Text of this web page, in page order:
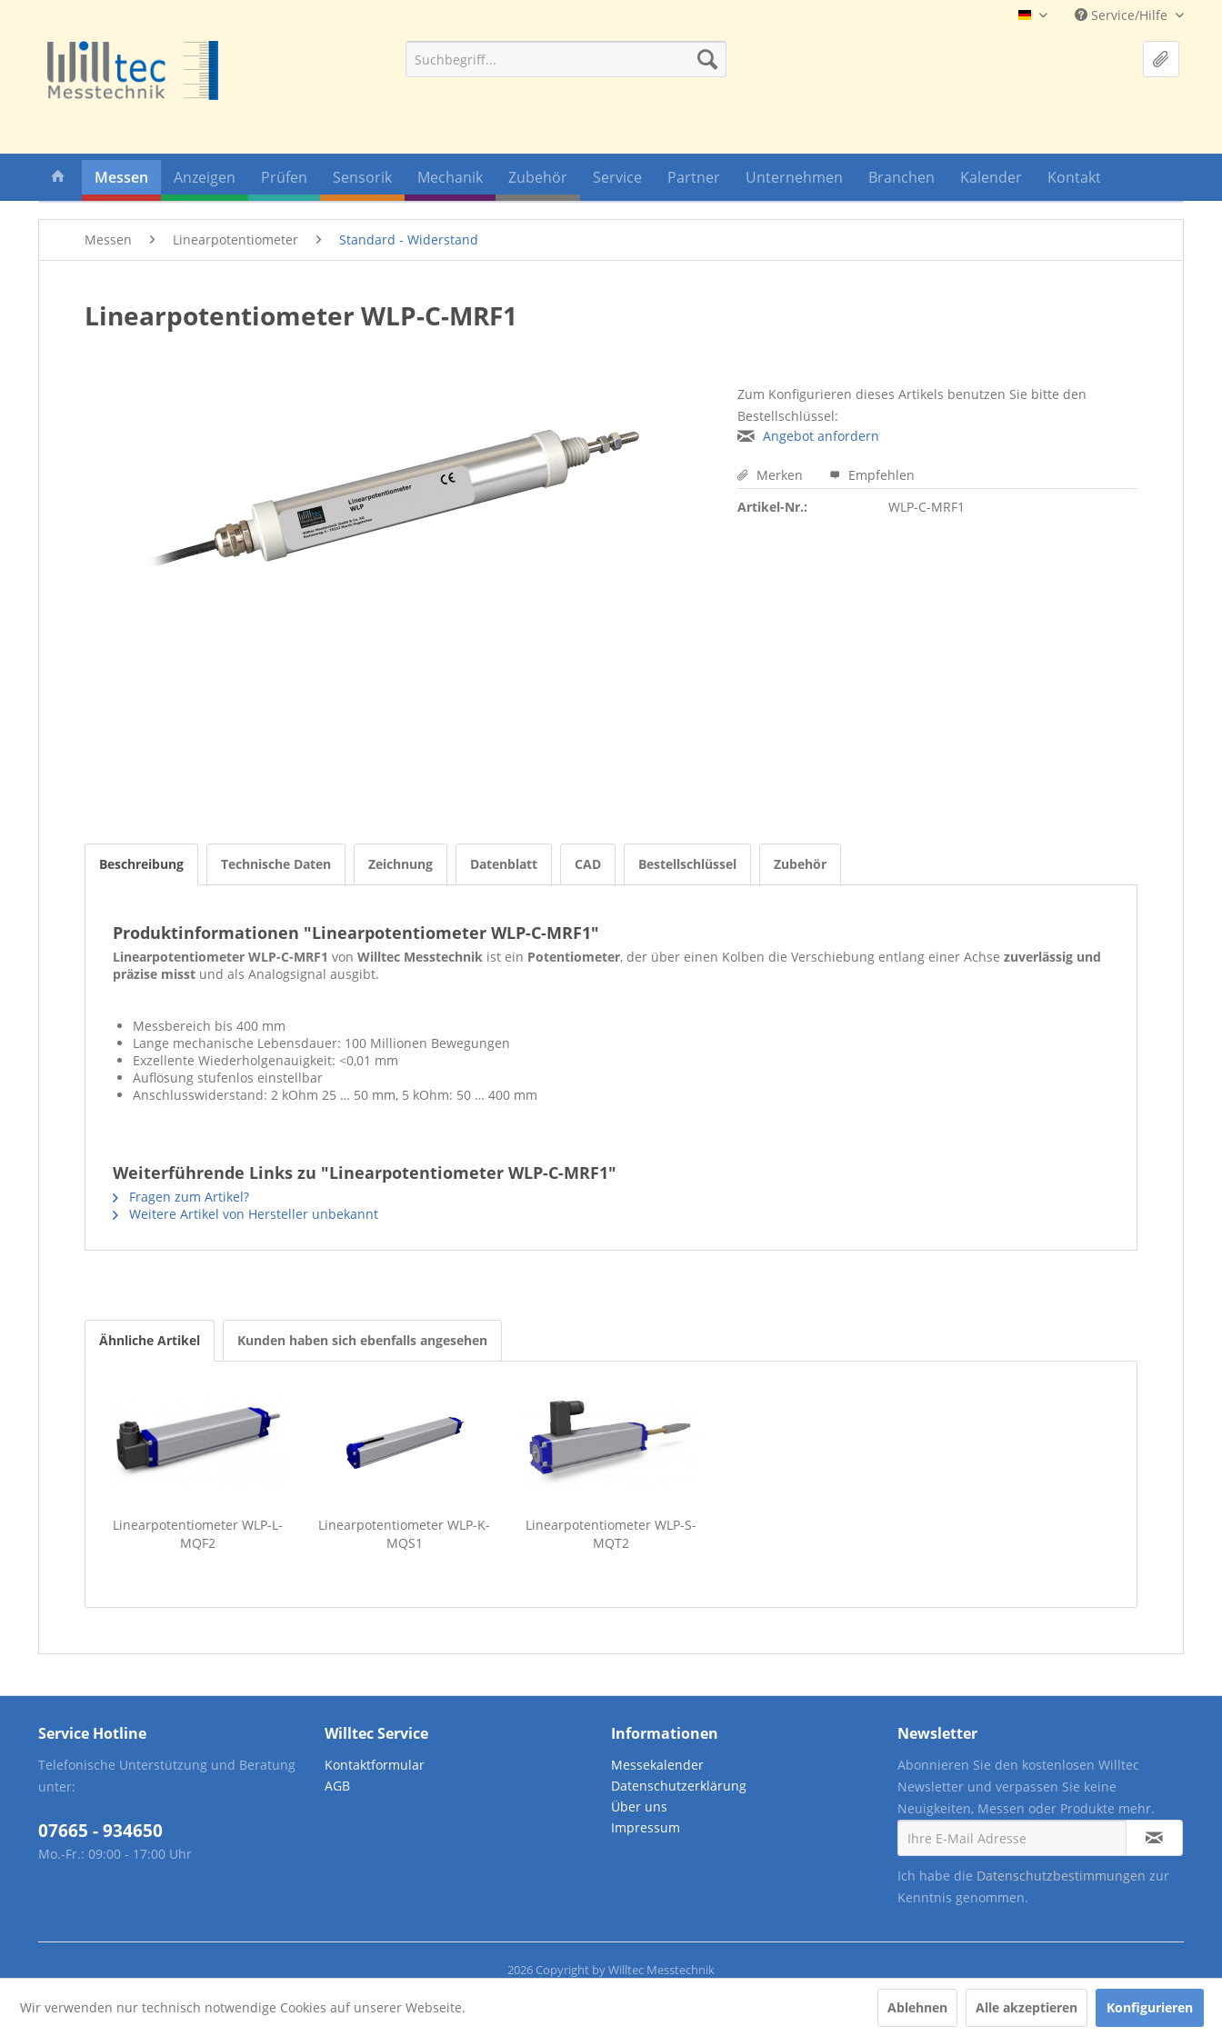
Hauptshop Deutsch
Service/Hilfe
Messen Anzeigen Prüfen Sensorik Mechanik Zubehör Service Partner Unternehmen Branchen Kalender Kontakt
Messen Linearpotentiometer Standard - Widerstand
Linearpotentiometer WLP-C-MRF1
Zum Konfigurieren dieses Artikels benutzen Sie bitte den
Bestellschlüssel:
Angebot anfordern
Merken
Empfehlen
Artikel-Nr.:
WLP-C-MRF1
Beschreibung Technische Daten Zeichnung Datenblatt CAD Bestellschlüssel Zubehör
Produktinformationen "Linearpotentiometer WLP-C-MRF1"
Linearpotentiometer WLP-C-MRF1 von Willtec Messtechnik ist ein Potentiometer, der über einen Kolben die Verschiebung entlang einer Achse zuverlässig und
präzise misst und als Analogsignal ausgibt.
Messbereich bis 400 mm
Lange mechanische Lebensdauer: 100 Millionen Bewegungen
Exzellente Wiederholgenauigkeit: <0,01 mm
Auflösung stufenlos einstellbar
Anschlusswiderstand: 2 kOhm 25 … 50 mm, 5 kOhm: 50 … 400 mm
Weiterführende Links zu "Linearpotentiometer WLP-C-MRF1"
Fragen zum Artikel?
Weitere Artikel von Hersteller unbekannt
Ähnliche Artikel Kunden haben sich ebenfalls angesehen
Linearpotentiometer WLP-L-
MQF2
Linearpotentiometer WLP-K-
MQS1
Linearpotentiometer WLP-S-
MQT2
Service Hotline
Telefonische Unterstützung und Beratung
unter:
07665 - 934650
Mo.-Fr.: 09:00 - 17:00 Uhr
Willtec Service
Kontaktformular
AGB
Informationen
Messekalender
Datenschutzerklärung
Über uns
Impressum
Newsletter
Abonnieren Sie den kostenlosen Willtec
Newsletter und verpassen Sie keine
Neuigkeiten, Messen oder Produkte mehr.
Ich habe die Datenschutzbestimmungen zur
Kenntnis genommen.
2026 Copyright by Willtec Messtechnik
Wir verwenden nur technisch notwendige Cookies auf unserer Webseite. Ablehnen Alle akzeptieren Konfigurieren